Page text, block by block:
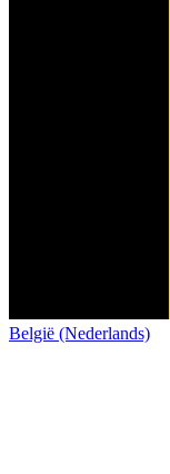
België (Nederlands)